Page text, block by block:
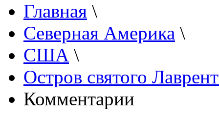
Главная \
Северная Америка \
США \
Остров святого
Комментарии